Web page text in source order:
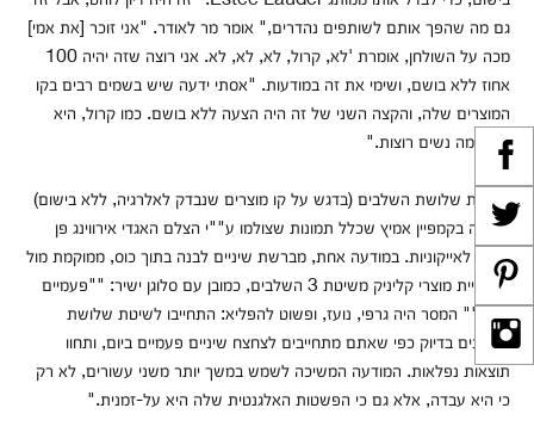
גם מה שהפך אותם לשותפים נהדרים," אומר מר לאודר. "אני זוכר [את אמי]
מכה על השולחן, אומרת 'לא, קרול, לא, לא, לא. אני רוצה שזה יהיה 100
אחוז ללא בושם, ושימי את זה במודעות. "אסתי ידעה שיש בשמים רבים בקו
המוצרים שלה, והקצה השני של זה היה הצעה ללא בושם. כמו קרול, היא
ידעה מה נשים רוצות."
"שיטת שלושת השלבים (בדגש על קו מוצרים שנבדק לאלרגיה, ללא בישום)
שולבה בקמפיין אמיץ שכלל תמונות שצולמו ע""י הצלם האגדי אירווינג פן
והפכו לאייקוניות. במודעה אחת, מברשת שיניים לבנה בתוך כוס, ממוקמת מול
שלישיית מוצרי קליניק משיטת 3 השלבים, כמובן עם סלוגן ישיר: ""פעמיים
ביום."" המסר היה גרפי, נועז, ופשוט להפליא: התחייבו לשיטת שלושת
השלבים בדיוק כפי שאתם מתחייבים לצחצח שיניים פעמיים ביום, ותחוו
תוצאות נפלאות. המודעה המשיכה לשמש במשך יותר משני עשורים, לא רק
כי היא עבדה, אלא גם כי הפשטות האלגנטית שלה היא על-זמנית."